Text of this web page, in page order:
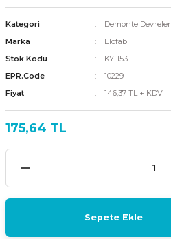
Kategori Demonte Devreler
Marka
Elofab
Stok Kodu
KY-153
EPR.Code
10229
Fiyat
146,37 TL + KDV
175,64 TL
Sepete Ekle